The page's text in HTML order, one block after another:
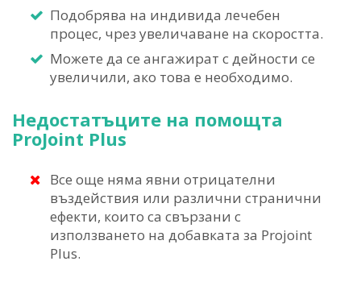
Подобрява на индивида лечебен
процес, чрез увеличаване на скоростта.
Можете да се ангажират с дейности се
увеличили, ако това е необходимо.
Недостатъците на помощта
ProJoint Plus
Все още няма явни отрицателни
въздействия или различни странични
ефекти, които са свързани с
използването на добавката за Projoint
Plus.